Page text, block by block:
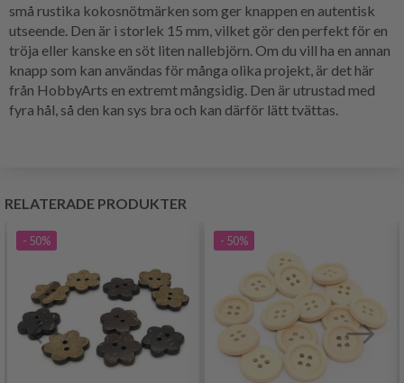
små rustika kokosnötmärken som ger knappen en autentisk
utseende. Den är i storlek 15 mm, vilket gör den perfekt för en
tröja eller kanske en söt liten nallebjörn. Om du vill ha en annan
knapp som kan användas för många olika projekt, är det här
från HobbyArts en extremt mångsidig. Den är utrustad med
fyra hål, så den kan sys bra och kan därför lätt tvättas.
RELATERADE PRODUKTER
- 50% - 50%